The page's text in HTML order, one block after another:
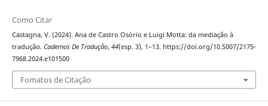
Como Citar
Castagna, V. (2024). Ana de Castro Osório e Luigi Motta: da mediação à
tradução. Cadernos De Tradução, 44(esp. 3), 1–13. https://doi.org/10.5007/2175-
7968.2024.e101500
Fomatos de Citação